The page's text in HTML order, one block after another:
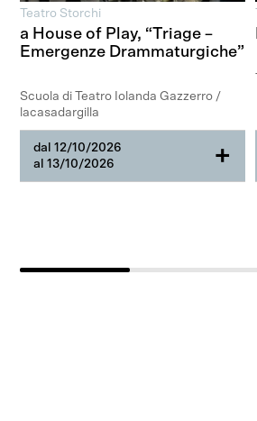
Teatro Storchi
a House of Play, “Triage –
Emergenze Drammaturgiche”
Scuola di Teatro Iolanda Gazzerro /
lacasadargilla
dal 12/10/2026
al 13/10/2026
+